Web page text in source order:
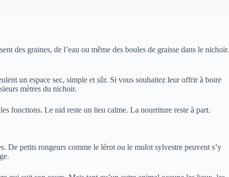
des graines, de l’eau ou même des boules de graisse dans le nichoir.
un espace sec, simple et sûr. Si vous souhaitez leur offrir à boire
mètres du nichoir.
fonctions. Le nid reste un lieu calme. La nourriture reste à part.
De petits rongeurs comme le lérot ou le mulot sylvestre peuvent s’y